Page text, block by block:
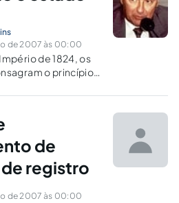
se…
de 2007 às 00:00
de 1824, os
o princípio
Republicana de
de
registro
de 2007 às 00:00